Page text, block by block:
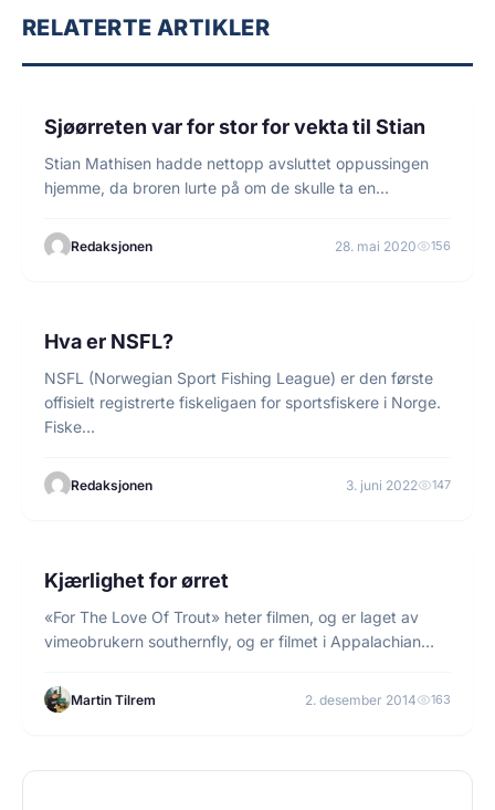
RELATERTE ARTIKLER
FISKE
3 min lesetid
Sjøørreten var for stor for vekta til Stian
Stian Mathisen hadde nettopp avsluttet oppussingen
hjemme, da broren lurte på om de skulle ta en…
Redaksjonen 28. mai 2020 156
NYHETER
Hva er NSFL?
NSFL (Norwegian Sport Fishing League) er den første
offisielt registrerte fiskeligaen for sportsfiskere i Norge.
Fiske…
Redaksjonen 3. juni 2022 147
FLUEFISKE
Kjærlighet for ørret
«For The Love Of Trout» heter filmen, og er laget av
vimeobrukern southernfly, og er filmet i Appalachian…
Martin Tilrem 2. desember 2014 163